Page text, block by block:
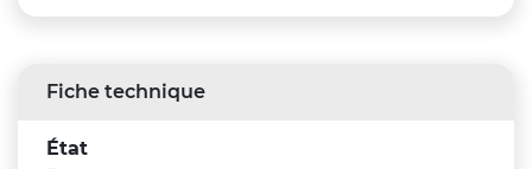
Fiche technique
État